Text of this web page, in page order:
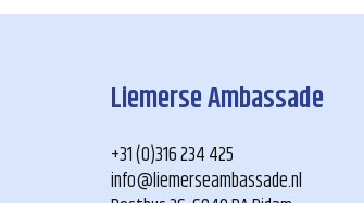
Liemerse Ambassade
+31 (0)316 234 425
info@liemerseambassade.nl